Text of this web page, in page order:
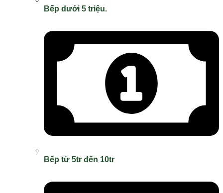
Bếp dưới 5 triệu.
Bếp từ 5tr đến 10tr